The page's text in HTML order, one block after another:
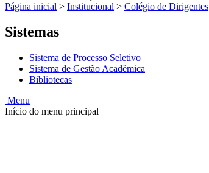
Página inicial > Institucional > Colégio de Dirigentes
Sistemas
Sistema de Processo Seletivo
Sistema de Gestão Acadêmica
Bibliotecas
Menu
Início do menu principal